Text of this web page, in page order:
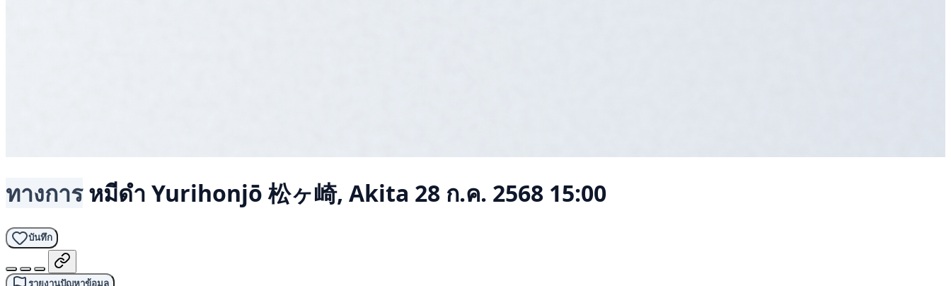
ทางการ หมีดำ Yurihonjō 松ヶ崎, Akita 28 ก.ค. 2568 15:00
บันทึก
รายงานปัญหาข้อมูล